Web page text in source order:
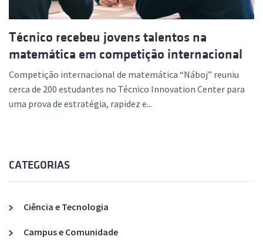
Técnico recebeu jovens talentos na
matemática em competição internacional
Competição internacional de matemática “Náboj” reuniu
cerca de 200 estudantes no Técnico Innovation Center para
uma prova de estratégia, rapidez e...
CATEGORIAS
Ciência e Tecnologia
Campus e Comunidade